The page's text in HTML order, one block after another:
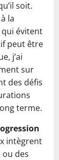
soit.
la
évitent
peut être
j’ai
sur
des défis
terme.
intègrent
des